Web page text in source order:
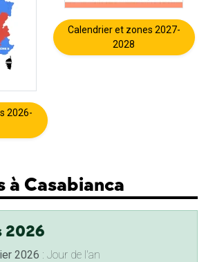
2026-
Calendrier et zones 2027-
2028
à Casabianca
2026
2026 : Jour de l'an